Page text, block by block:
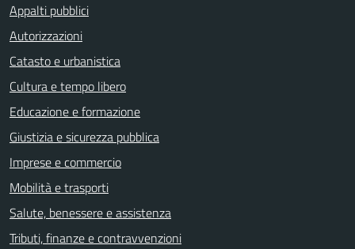
Appalti pubblici
Autorizzazioni
Catasto e urbanistica
Cultura e tempo libero
Educazione e formazione
Giustizia e sicurezza pubblica
Imprese e commercio
Mobilità e trasporti
Salute, benessere e assistenza
Tributi, finanze e contravvenzioni